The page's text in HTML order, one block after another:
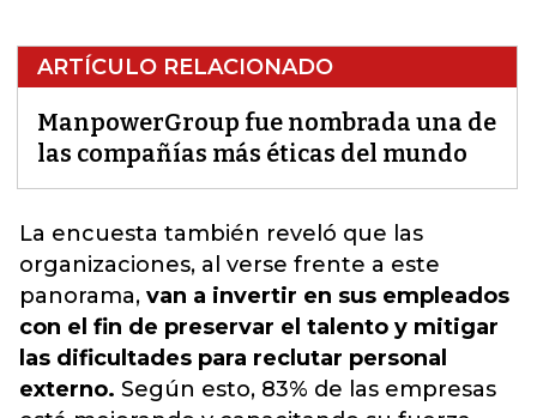
ARTÍCULO RELACIONADO
ManpowerGroup fue nombrada una de
las compañías más éticas del mundo
La encuesta también reveló que las
organizaciones, al verse frente a este
panorama, van a invertir en sus empleados
con el fin de preservar el talento y mitigar
las dificultades para reclutar personal
externo. Según esto, 83% de las empresas